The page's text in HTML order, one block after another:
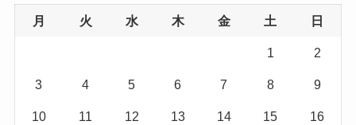
月 火 水 木 金 土 日
1 2
3 4 5 6 7 8 9
10 11 12 13 14 15 16